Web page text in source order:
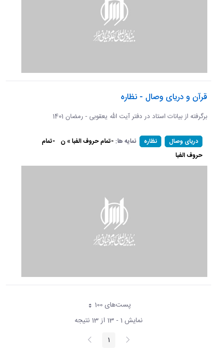
قرآن و دریای وصال - نظاره
برگرفته از بیانات استاد در دفتر آیت الله یعقوبی - رمضان 1401
دریای وصال نظاره نمایه ها: -تمام حروف الفبا » ن -تمام
حروف الفبا
پست‌‌های 100هر صفحه
نمایش 1 - 13 از 13 نتیجه
پیغام
قبلی صفحه1 صفحه
بعد